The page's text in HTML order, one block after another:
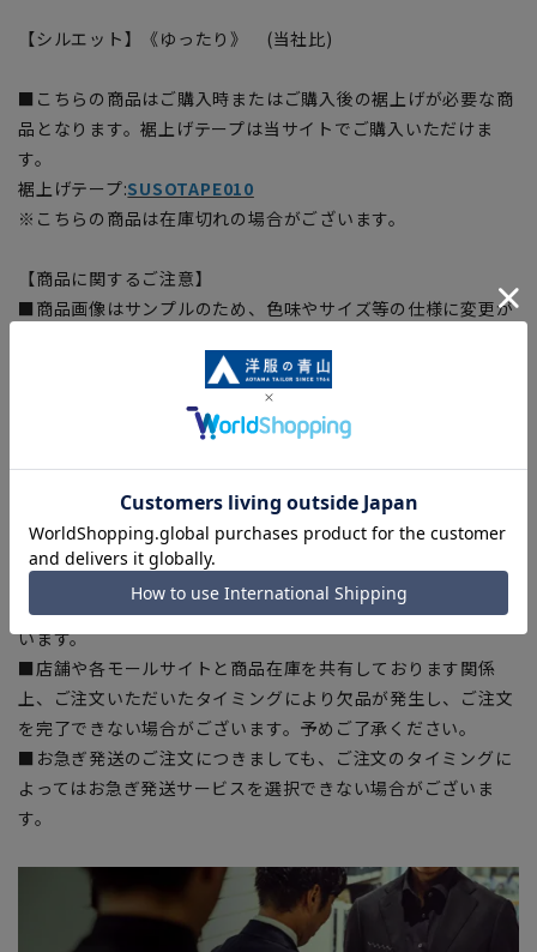
【シルエット】《ゆったり》 (当社比)
■こちらの商品はご購入時またはご購入後の裾上げが必要な商
品となります。裾上げテープは当サイトでご購入いただけま
す。
裾上げテープ:SUSOTAPE010
※こちらの商品は在庫切れの場合がございます。
【商品に関するご注意】
■商品画像はサンプルのため、色味やサイズ等の仕様に変更が
■ゆとり感には個人差があります。サイズ表を確認の上、ご購
入の目安としてご利用ください。
■生地や仕様・デザインにより、着用感や実際のサイズ表に若
部、商品現物におすすめサイズ(ヌードサイズ)を記載している
商品もございます。
■ブラウザやお使いのモニター環境、また撮影時の室内外の光
加減により、実際の商品と掲載画像の色味が異なる場合がござ
います。
■店舗や各モールサイトと商品在庫を共有しております関係
上、ご注文いただいたタイミングにより欠品が発生し、ご注文
を完了できない場合がございます。予めご了承ください。
■お急ぎ発送のご注文につきましても、ご注文のタイミングに
よってはお急ぎ発送サービスを選択できない場合がございま
す。